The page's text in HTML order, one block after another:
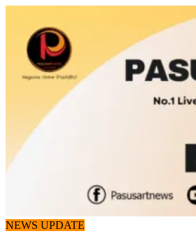
content
NEWS UPDATE
เดินหน้าดัน “ราคากลางโคเนื้อ”